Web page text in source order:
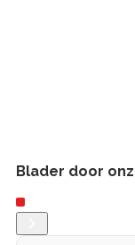
Blader door